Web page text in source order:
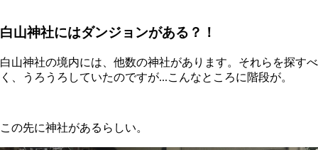
白山神社にはダンジョンがある？！
白山神社の境内には、他数の神社があります。それらを探すべ
く、うろうろしていたのですが...こんなところに階段が。
この先に神社があるらしい。